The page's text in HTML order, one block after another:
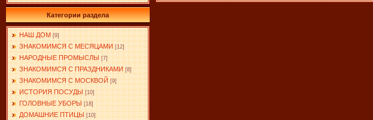
Категории раздела
НАШ ДОМ [9]
ЗНАКОМИМСЯ С МЕСЯЦАМИ [12]
НАРОДНЫЕ ПРОМЫСЛЫ [7]
ЗНАКОМИМСЯ С ПРАЗДНИКАМИ [8]
ЗНАКОМИМСЯ С МОСКВОЙ [9]
ИСТОРИЯ ПОСУДЫ [10]
ГОЛОВНЫЕ УБОРЫ [18]
ДОМАШНИЕ ПТИЦЫ [10]